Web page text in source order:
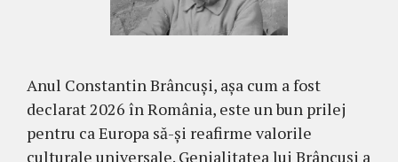
Anul Constantin Brâncuși, așa cum a fost
declarat 2026 în România, este un bun prilej
pentru ca Europa să-și reafirme valorile
culturale universale. Genialitatea lui Brâncuși a